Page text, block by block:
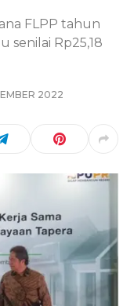
FLPP tahun
senilai Rp25,18
2022